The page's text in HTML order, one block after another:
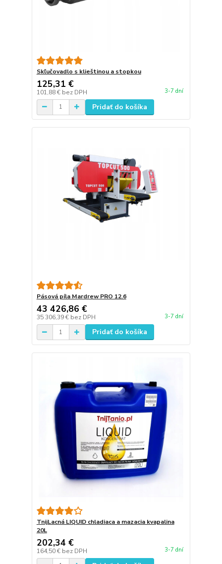
Skľučovadlo s klieštinou a stopkou
125,31 €
101,88 € bez DPH 3-7 dní
Pridať do košíka
Pásová píla Mardrew PRO 12.6
43 426,86 €
35 306,39 € bez DPH 3-7 dní
Pridať do košíka
TnijLacná LIQUID chladiaca a mazacia kvapalina
20L
202,34 €
164,50 € bez DPH 3-7 dní